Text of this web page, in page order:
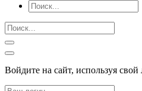
Войдите на сайт, используя